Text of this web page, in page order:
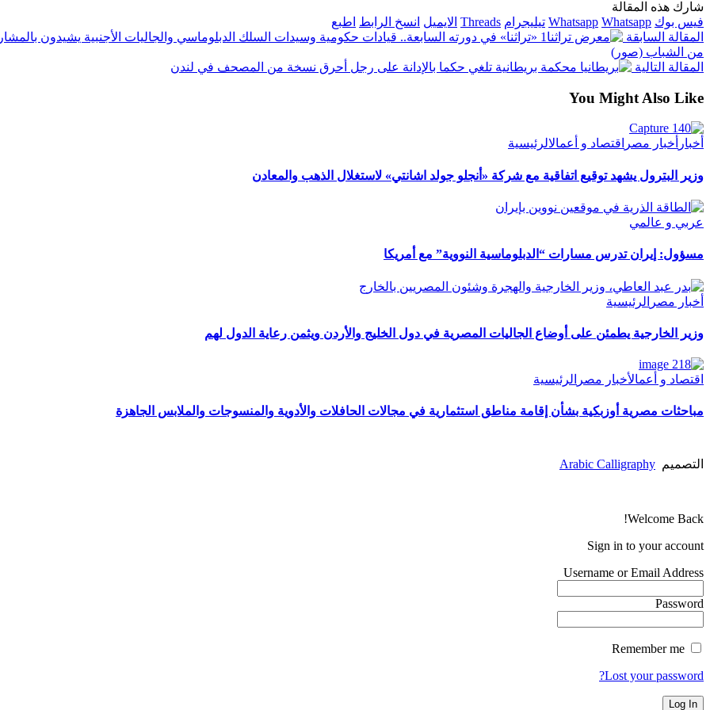
شارك هذه المقالة
فيس بوك
Whatsapp Whatsapp تيليجرام Threads الايميل انسخ الرابط اطبع
المقالة السابقة
«تراثنا» في دورته السابعة.. قيادات حكومية وسيدات السلك الدبلوماسي والجاليات الأجنبية يشيدون
من الشباب (صور)
المقالة التالية
محكمة بريطانية تلغي حكما بالإدانة على رجل أحرق نسخة من المصحف في لندن
You Might Also Like
أخبار أخبار مصر اقتصاد و أعمالالرئيسية
وزير البترول يشهد توقيع اتفاقية مع شركة «أنجلو جولد اشانتي» لاستغلال الذهب والمعادن
عربي و عالمي
مسؤول: إيران تدرس مسارات “الدبلوماسية النووية” مع أمريكا
أخبار مصر الرئيسية
وزير الخارجية يطمئن على أوضاع الجاليات المصرية في دول الخليج والأردن ويثمن رعاية الدول لهم
اقتصاد و أعمالأخبار مصر الرئيسية
مباحثات مصرية أوزبكية بشأن إقامة مناطق استثمارية في مجالات الحافلات والأدوية والمنسوجات والملابس الجاهزة
التصميم Arabic Calligraphy
Welcome Back!
Sign in to your account
Username or Email Address
Password
Lost your password?